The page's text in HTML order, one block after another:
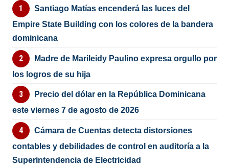
Santiago Matías encenderá las luces del
Empire State Building con los colores de la bandera
dominicana
Madre de Marileidy Paulino expresa orgullo por
los logros de su hija
Precio del dólar en la República Dominicana
este viernes 7 de agosto de 2026
Cámara de Cuentas detecta distorsiones
contables y debilidades de control en auditoría a la
Superintendencia de Electricidad